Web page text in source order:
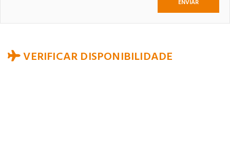
VERIFICAR DISPONIBILIDADE